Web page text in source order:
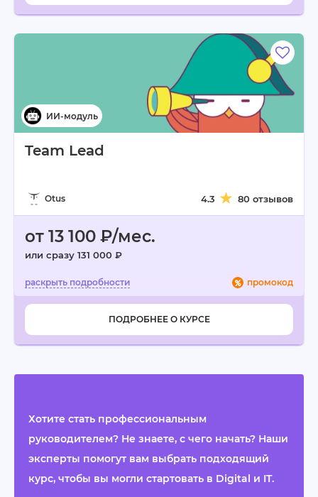
Team Lead
Otus 4.3 80 отзывов
от 13 100 ₽/мес.
или сразу 131 000 ₽
промокод
ПОДРОБНЕЕ О КУРСЕ
Хотите стать профессиональным
руководителем? Не знаете, с чего начать? Наши
эксперты помогут вам выбрать подходящий
курс, чтобы вы могли стартовать в Digital и IT.